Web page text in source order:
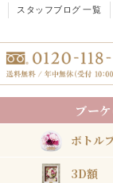
スタッフブログ 一覧
ブー
ボトル
3D額